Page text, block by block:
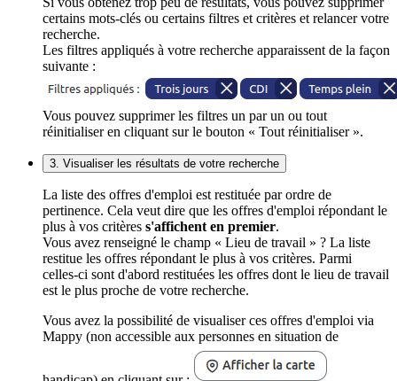
certains mots-clés ou certains filtres et critères et relancer votre
recherche.
Les filtres appliqués à votre recherche apparaissent de la façon
suivante :
Vous pouvez supprimer les filtres un par un ou tout
réinitialiser en cliquant sur le bouton « Tout réinitialiser ».
3. Visualiser les résultats de votre recherche
La liste des offres d'emploi est restituée par ordre de
pertinence. Cela veut dire que les offres d'emploi répondant le
plus à vos critères s'affichent en premier.
Vous avez renseigné le champ « Lieu de travail » ? La liste
restitue les offres répondant le plus à vos critères. Parmi
celles-ci sont d'abord restituées les offres dont le lieu de travail
est le plus proche de votre recherche.
Vous avez la possibilité de visualiser ces offres d'emploi via
Mappy (non accessible aux personnes en situation de